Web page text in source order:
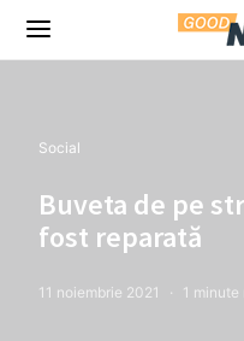
Social
Buveta de pe
fost reparată
11 noiembrie 2021 1 minute